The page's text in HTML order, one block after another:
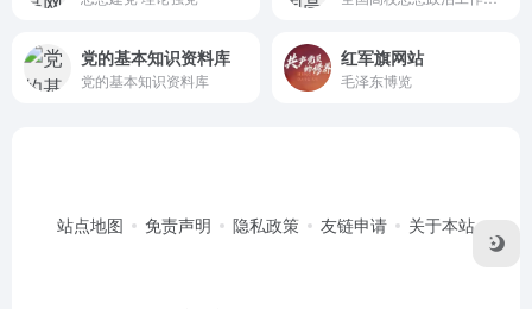
党的基本知识资料库
党的基本知识资料库
红军旗网站
毛泽东博览
站点地图 免责声明 隐私政策 友链申请 关于本站